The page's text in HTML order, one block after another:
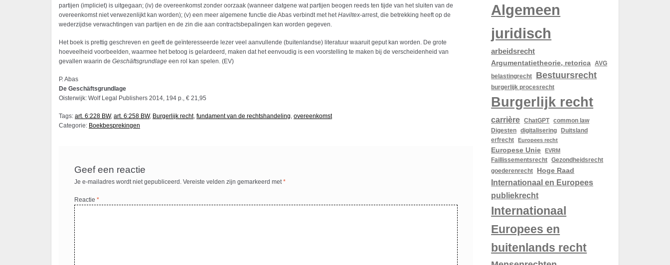
partijen (impliciet) is uitgegaan; (iv) de overeenkomst zonder oorzaak (wanneer datgene wat partijen beogen reeds ten tijde van het sluiten van de
overeenkomst niet verwezenlijkt kan worden); (v) een meer algemene functie die Abas verbindt met het Haviltex-arrest, die betrekking heeft op de
wederzijdse verwachtingen van partijen en de zin die aan contractsbepalingen kan worden gegeven.
Het boek is prettig geschreven en geeft de geïnteresseerde lezer veel aanvullende (buitenlandse) literatuur waaruit geput kan worden. De grote
hoeveelheid voorbeelden, waarmee het betoog is gelardeerd, maken dat het eenvoudig is een voorstelling te maken bij de verscheidenheid van
gevallen waarin de Geschäftsgrundlage een rol kan spelen. (EV)
P. Abas
De Geschäftsgrundlage
Oisterwijk: Wolf Legal Publishers 2014, 194 p., € 21,95
Tags: art. 6:228 BW, art. 6:258 BW, Burgerlijk recht, fundament van de rechtshandeling, overeenkomst
Categorie: Boekbesprekingen
Geef een reactie
Je e-mailadres wordt niet gepubliceerd. Vereiste velden zijn gemarkeerd met*
Reactie*
Algemeen
juridisch
arbeidsrecht
Argumentatietheorie, retorica AVG
belastingrecht Bestuursrecht
burgerlijk procesrecht
Burgerlijk recht
carrière ChatGPT common law
Digesten
digitalisering
Duitsland
erfrecht
Europees recht
Europese Unie
EVRM
Faillissementsrecht
Gezondheidsrecht
goederenrecht
Hoge Raad
Internationaal en Europees
publiekrecht
Internationaal
Europees en
buitenlands recht